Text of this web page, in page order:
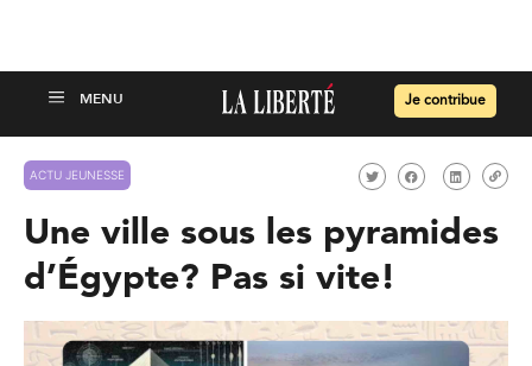
Je contribue
ACTU JEUNESSE
Une ville sous les pyramides
d’Égypte? Pas si vite!